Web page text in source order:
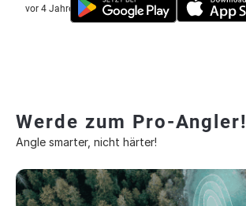
vor 4 Jahre
Werde zum Pro-Angler!
Angle smarter, nicht härter!